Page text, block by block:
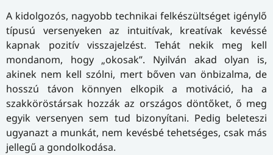
A kidolgozós, nagyobb technikai felkészültséget igénylő
típusú versenyeken az intuitívak, kreatívak kevéssé
kapnak pozitív visszajelzést. Tehát nekik meg kell
mondanom, hogy „okosak”. Nyilván akad olyan is,
akinek nem kell szólni, mert bőven van önbizalma, de
hosszú távon könnyen elkopik a motiváció, ha a
szakköröstársak hozzák az országos döntőket, ő meg
egyik versenyen sem tud bizonyítani. Pedig beleteszi
ugyanazt a munkát, nem kevésbé tehetséges, csak más
jellegű a gondolkodása.